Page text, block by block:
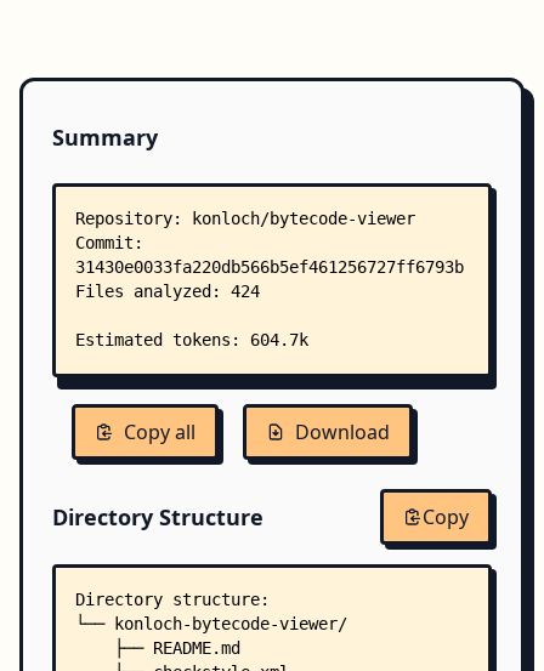
Summary
Copy all Download
Directory Structure Copy
Directory structure:
└── konloch-bytecode-viewer/
    ├── README.md